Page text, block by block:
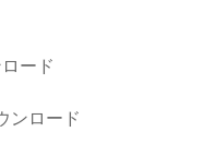
ード
ンロード